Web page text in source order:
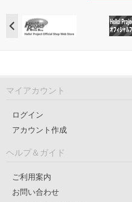
マイアカウント
ログイン
アカウント作成
ヘルプ＆ガイド
ご利用案内
お問い合わせ